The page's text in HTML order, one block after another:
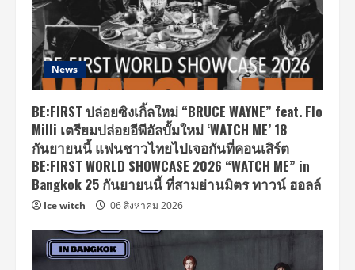
News
BE:FIRST ปล่อยซิงเกิ้ลใหม่ “BRUCE WAYNE” feat. Flo
Milli เตรียมปล่อยอีพีอัลบั้มใหม่ ‘WATCH ME’ 18
กันยายนนี้ แฟนชาวไทยไปเจอกันที่คอนเสิร์ต
BE:FIRST WORLD SHOWCASE 2026 “WATCH ME” in
Bangkok 25 กันยายนนี้ ที่สามย่านมิตร ทาวน์ ฮอลล์
Ice witch 06 สิงหาคม 2026